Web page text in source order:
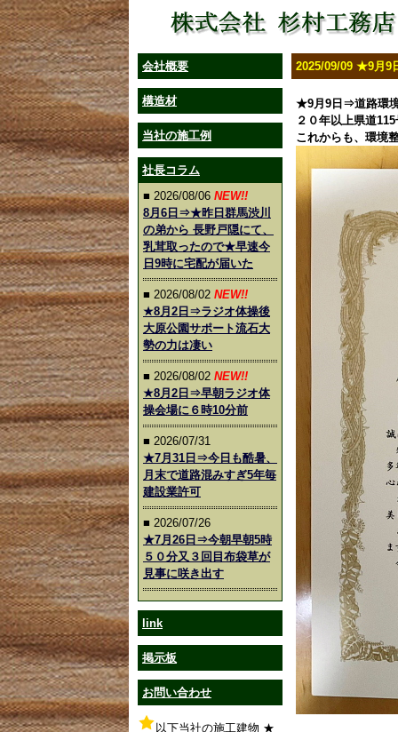
会社概要
構造材
当社の施工例
社長コラム
■ 2026/08/06 NEW!!
8月6日⇒★昨日群馬渋川
の弟から 長野戸隠にて、
乳茸取ったので★早速今
日9時に宅配が届いた
■ 2026/08/02 NEW!!
★8月2日⇒ラジオ体操後
大原公園サポート流石大
勢の力は凄い
■ 2026/08/02 NEW!!
★8月2日⇒早朝ラジオ体
操会場に６時10分前
■ 2026/07/31
★7月31日⇒今日も酷暑、
月末で道路混みすぎ5年毎
建設業許可
■ 2026/07/26
★7月26日⇒今朝早朝5時
５０分又３回目布袋草が
見事に咲き出す
link
掲示板
お問い合わせ
以下当社の施工建物 ★
2025/09/09 ★9月9
★9月9日⇒道路環境
２０年以上県道
これからも、環境